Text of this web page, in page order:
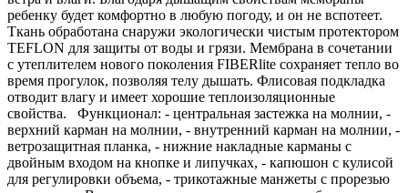
ребенку будет комфортно в любую погоду, и он не вспотеет.
Ткань обработана снаружи экологически чистым протектором
TEFLON для защиты от воды и грязи. Мембрана в сочетании
с утеплителем нового поколения FIBERlite сохраняет тепло во
время прогулок, позволяя телу дышать. Флисовая подкладка
отводит влагу и имеет хорошие теплоизоляционные
свойства. Функционал: - центральная застежка на молнии, -
верхний карман на молнии, - внутренний карман на молнии, -
ветрозащитная планка, - нижние накладные карманы с
двойным входом на кнопке и липучках, - капюшон с кулисой
для регулировки объема, - трикотажные манжеты с прорезью